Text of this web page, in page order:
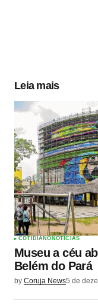
Leia mais
COTIDIANO NOTÍCIAS
Museu a céu
Belém do Pará
by Coruja News5 de